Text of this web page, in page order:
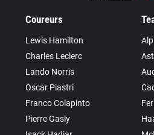
Coureurs
Lewis Hamilton
Charles Leclerc
Lando Norris
Oscar Piastri
Franco Colapinto
Pierre Gasly